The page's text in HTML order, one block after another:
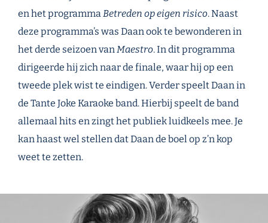
en het programmaBetreden op eigen risico. Naast
deze programma’s was Daan ook te bewonderen in
het derde seizoen vanMaestro. In dit programma
dirigeerde hij zich naar de finale, waar hij op een
tweede plek wist te eindigen. Verder speelt Daan in
de Tante Joke Karaoke band. Hierbij speelt de band
allemaal hits en zingt het publiek luidkeels mee. Je
kan haast wel stellen dat Daan de boel op z’n kop
weet te zetten.